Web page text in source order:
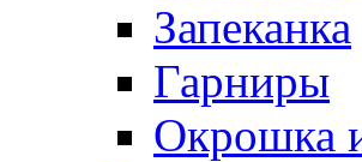
Запеканка
Гарниры
Окрошка